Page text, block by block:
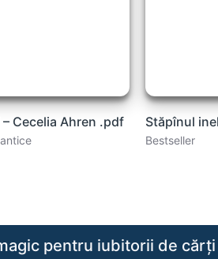
Cecelia Ahren .pdf
Bestseller
pentru iubitorii de